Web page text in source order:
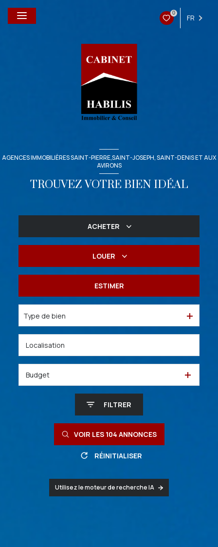
0
FR
AGENCES IMMOBILIÈRES SAINT-PIERRE,SAINT-JOSEPH, SAINT-DENIS ET AUX
AVIRONS
TROUVEZ VOTRE BIEN IDÉAL
ACHETER
De l'immo pro
LOUER
De l'immo pro
ESTIMER
Type de bien
Budget
FILTRER
VOIR LES 104 ANNONCES
RÉINITIALISER
Utilisez le moteur de recherche IA